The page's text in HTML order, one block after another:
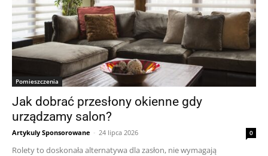
Pomieszczenia
Jak dobrać przesłony okienne gdy
urządzamy salon?
Artykuly Sponsorowane - 24 lipca 2026 0
Rolety to doskonała alternatywa dla zasłon, nie wymagają